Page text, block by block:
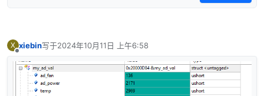
X xiebin写于2024年10月11日 上午6:58
最后由 编辑